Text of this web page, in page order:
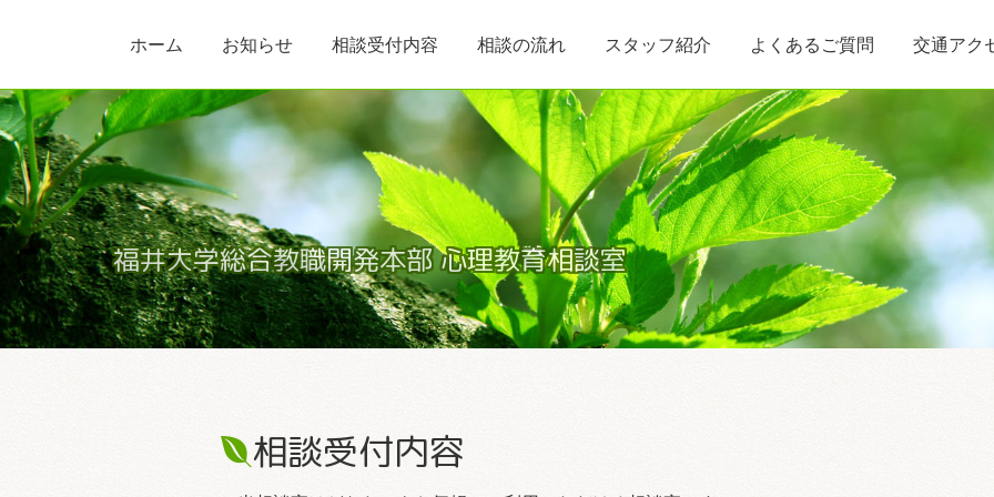
ホーム お知らせ 相談受付内容 相談の流れ スタッフ紹介 よくあるご質問 交通アク
福井大学総合教職開発本部 心理教育相談室
相談受付内容